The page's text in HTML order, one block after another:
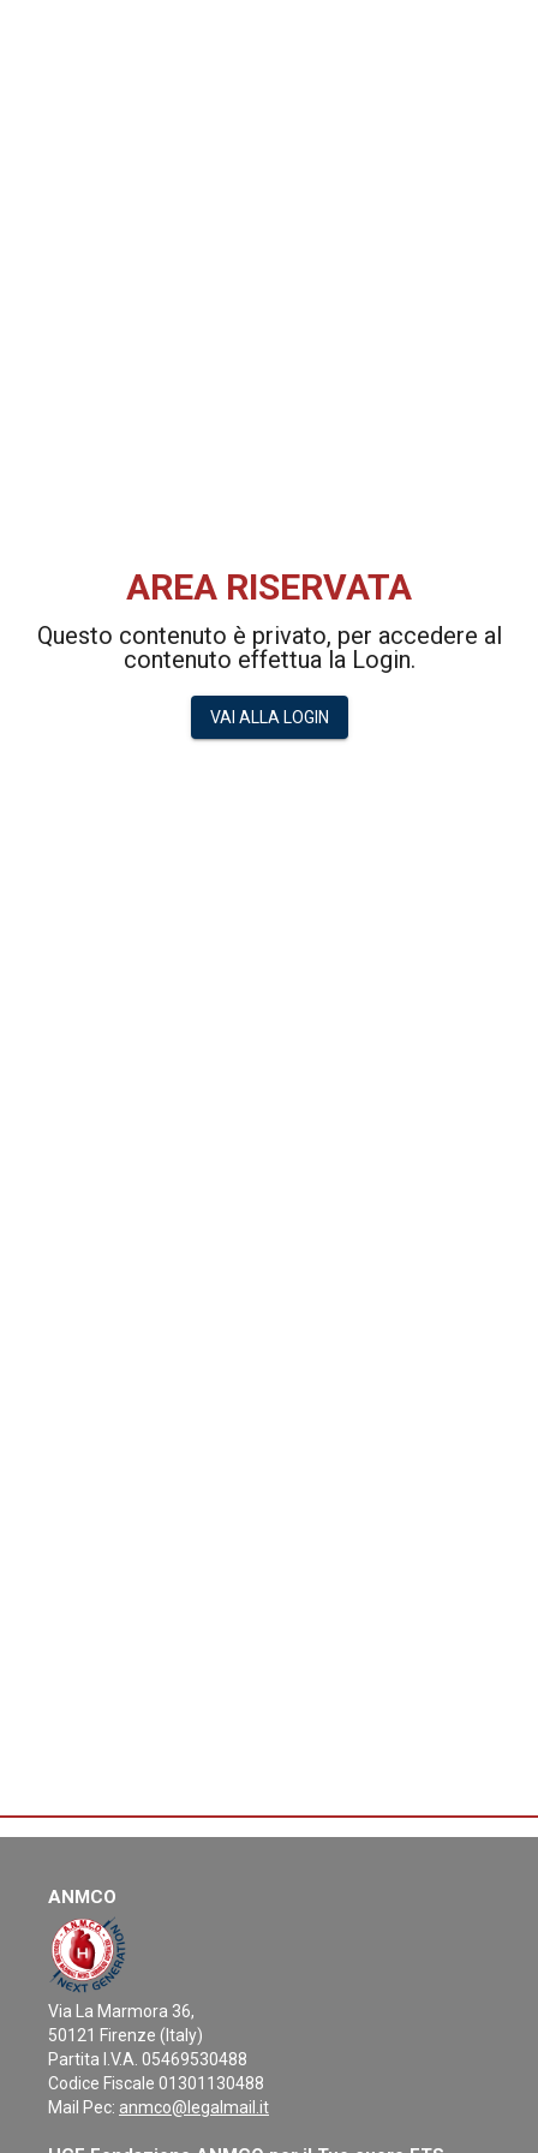
AREA RISERVATA
Questo contenuto è privato, per accedere al
contenuto effettua la Login.
VAI ALLA LOGIN
ANMCO
Via La Marmora 36,
50121 Firenze (Italy)
Partita I.V.A. 05469530488
Codice Fiscale 01301130488
Mail Pec: anmco@legalmail.it